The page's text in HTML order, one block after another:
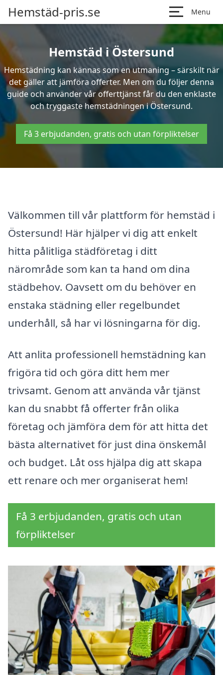
Hemstäd-pris.se Menu
Hemstäd i Östersund
Hemstädning kan kännas som en utmaning – särskilt när
det gäller att jämföra offerter. Men om du följer denna
guide och använder vår offerttjänst får du den enklaste
och tryggaste hemstädningen i Östersund.
Få 3 erbjudanden, gratis och utan förpliktelser
Välkommen till vår plattform för hemstäd i
Östersund! Här hjälper vi dig att enkelt
hitta pålitliga städföretag i ditt
närområde som kan ta hand om dina
städbehov. Oavsett om du behöver en
enstaka städning eller regelbundet
underhåll, så har vi lösningarna för dig.
Att anlita professionell hemstädning kan
frigöra tid och göra ditt hem mer
trivsamt. Genom att använda vår tjänst
kan du snabbt få offerter från olika
företag och jämföra dem för att hitta det
bästa alternativet för just dina önskemål
och budget. Låt oss hjälpa dig att skapa
ett renare och mer organiserat hem!
Få 3 erbjudanden, gratis och utan
förpliktelser